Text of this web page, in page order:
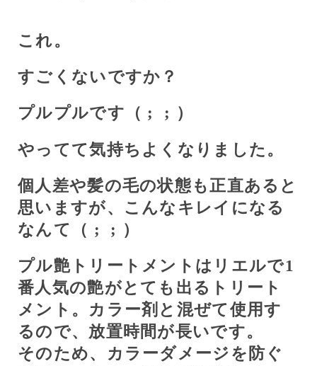
これ。
すごくないですか？
プルプルです（ ; ; ）
やってて気持ちよくなりました。
個人差や髪の毛の状態も正直あると
思いますが、こんなキレイになる
なんて（ ; ; ）
プル艶トリートメントはリエルで1
番人気の艶がとても出るトリート
メント。カラー剤と混ぜて使用す
るので、放置時間が長いです。
そのため、カラーダメージを防ぐ